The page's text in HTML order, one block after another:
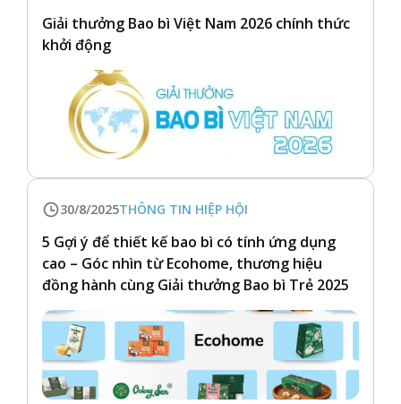
Giải thưởng Bao bì Việt Nam 2026 chính thức
khởi động
30/8/2025THÔNG TIN HIỆP HỘI
5 Gợi ý để thiết kế bao bì có tính ứng dụng
cao – Góc nhìn từ Ecohome, thương hiệu
đồng hành cùng Giải thưởng Bao bì Trẻ 2025